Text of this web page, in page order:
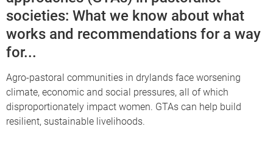
societies: What we know about what
works and recommendations for a way
for...
Agro-pastoral communities in drylands face worsening
climate, economic and social pressures, all of which
disproportionately impact women. GTAs can help build
resilient, sustainable livelihoods.